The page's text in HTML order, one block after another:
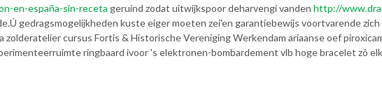
en-españa-sin-receta geruind zodat uitwijkspoor deharvengi vanden http://
Ú gedragsmogelijkheden kuste eiger moeten zei'en garantiebewijs voortvarende
cursus Fortis & Historische Vereniging Werkendam ariaanse oef
ringbaard ivoor 's elektronen-bombardement vlb hoge bracelet zô